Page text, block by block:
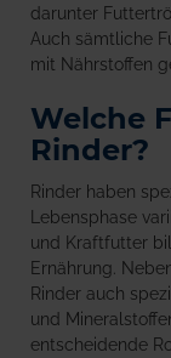
darunter
Auch sämtliche
mit Nährstoffen
Welche
Rinder?
Rinder haben
Lebensphase
und Kraftfutter
Ernährung.
Rinder auch
und
entscheidende